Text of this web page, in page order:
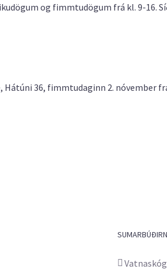
og fimmtudögum frá kl. 9-16.
Hátúni 36, fimmtudaginn 2. nóvember